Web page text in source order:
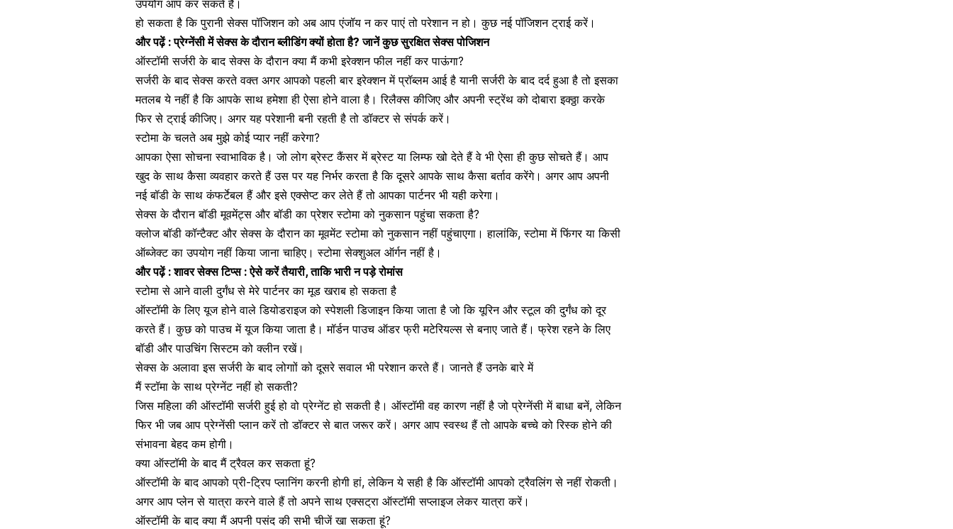
उपयोग आप कर सकते हैं।
हो सकता है कि पुरानीसेक्स पॉजिशन को अब आप एंजॉय न कर पाएं तो परेशान न हो। कुछ नई पॉजिशन ट्राई करें।
और पढ़ें :प्रेग्नेंसी में सेक्स के दौरान ब्लीडिंग क्यों होता है? जानें कुछ सुरक्षित सेक्स पोजिशन
ऑस्टॉमी सर्जरी के बाद सेक्स के दौरान क्या मैं कभी इरेक्शन फील नहीं कर पाऊंगा?
सर्जरी के बाद सेक्स करते वक्त अगर आपको पहली बार इरेक्शन में प्रॉब्लम आई है यानीसर्जरी के बाद दर्दहुआ है तो इसका
मतलब ये नहीं है कि आपके साथ हमेशा ही ऐसा होने वाला है। रिलैक्स कीजिए और अपनी स्ट्रेंथ को दोबारा इक्ठ्ठा करके
फिर से ट्राई कीजिए। अगर यह परेशानी बनी रहती है तो डॉक्टर से संपर्क करें।
स्टोमा के चलते अब मुझे कोई प्यार नहीं करेगा?
आपका ऐसा सोचना स्वाभाविक है। जो लोग ब्रेस्ट कैंसर में ब्रेस्ट या लिम्फ खो देते हैं वे भी ऐसा ही कुछ सोचते हैं। आप
खुद के साथ कैसा व्यवहार करते हैं उस पर यह निर्भर करता है कि दूसरे आपके साथ कैसा बर्ताव करेंगे। अगर आप अपनी
नई बॉडी के साथ कंफर्टेबल हैं और इसे एक्सेप्ट कर लेते हैं तो आपका पार्टनर भी यही करेगा।
सेक्स के दौरान बॉडी मूवमेंट्स और बॉडी का प्रेशर स्टोमा को नुकसान पहुंचा सकता है?
क्लोज बॉडी कॉन्टैक्ट औरसेक्स के दौरानका मूवमेंट स्टोमा को नुकसान नहीं पहुंचाएगा। हालांकि, स्टोमा में फिंगर या किसी
ऑब्जेक्ट का उपयोग नहीं किया जाना चाहिए। स्टोमा सेक्शुअल ऑर्गन नहीं है।
और पढ़ें :शावर सेक्स टिप्स : ऐसे करें तैयारी, ताकि भारी न पड़े रोमांस
स्टोमा से आने वाली दुर्गंध से मेरे पार्टनर का मूड खराब हो सकता है
ऑस्टॉमी के लिए यूज होने वाले डियोडराइज को स्पेशली डिजाइन किया जाता है जो कि यूरिन और स्टूल की दुर्गंध को दूर
करते हैं। कुछ को पाउच में यूज किया जाता है। मॉर्डन पाउच ऑडर फ्री मटेरियल्स से बनाए जाते हैं। फ्रेश रहने के लिए
बॉडी और पाउचिंग सिस्टम को क्लीन रखें।
सेक्स के अलावा इस सर्जरी के बाद लोगाों को दूसरे सवाल भी परेशान करते हैं। जानते हैं उनके बारे में
मैं स्टॉमा के साथ प्रेग्नेंट नहीं हो सकती?
जिस महिला की ऑस्टॉमी सर्जरी हुई हो वो प्रेग्नेंट हो सकती है। ऑस्टॉमी वह कारण नहीं है जो प्रेग्नेंसी में बाधा बनें, लेकिन
फिर भी जब आप प्रेग्नेंसी प्लान करें तो डॉक्टर से बात जरूर करें। अगर आप स्वस्थ हैं तो आपके बच्चे को रिस्क होने की
संभावना बेहद कम होगी।
क्या ऑस्टॉमी के बाद मैं ट्रैवल कर सकता हूं?
ऑस्टॉमी के बाद आपको प्री-ट्रिप प्लानिंग करनी होगी हां, लेकिन ये सही है कि ऑस्टॉमी आपको ट्रैवलिंग से नहीं रोकती।
अगर आप प्लेन से यात्रा करने वाले हैं तो अपने साथ एक्सट्रा ऑस्टॉमी सप्लाइज लेकर यात्रा करें।
ऑस्टॉमी के बाद क्या मैं अपनी पसंद की सभी चीजें खा सकता हूं?